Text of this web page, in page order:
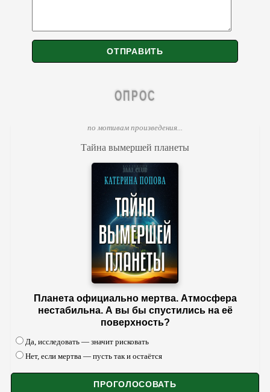
ОПРОС
по мотивам произведения...
Тайна вымершей планеты
Планета официально мертва. Атмосфера
нестабильна. А вы бы спустились на её
поверхность?
Да, исследовать — значит рисковать
Нет, если мертва — пусть так и остаётся